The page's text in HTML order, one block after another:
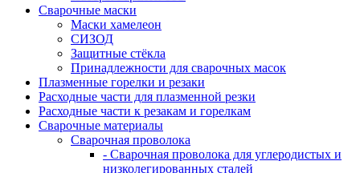
Сварочные маски
Маски хамелеон
СИЗОД
Защитные стёкла
Принадлежности для сварочных масок
Плазменные горелки и резаки
Расходные части для плазменной резки
Расходные части к резакам и горелкам
Сварочные материалы
Сварочная проволока
- Сварочная проволока для углеродистых и
низколегированных сталей